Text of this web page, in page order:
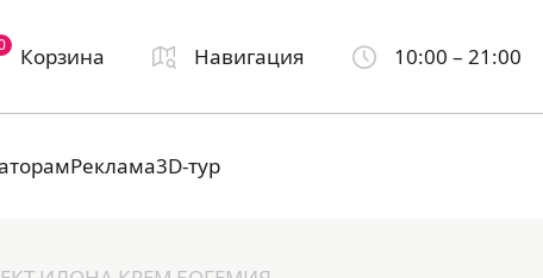
Корзина Навигация 10:00 – 21:00
Реклама3D-тур